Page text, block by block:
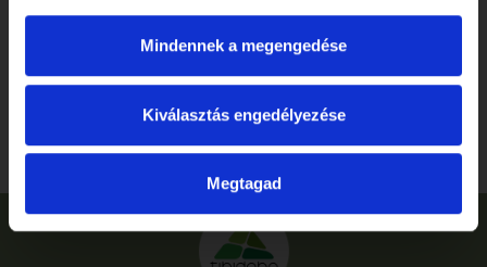
Mindennek a megengedése
Kiválasztás engedélyezése
Megtagad
Ballagás, ahogyan megérdemled: ünnepelj stílusosan és
gluténmentesen a Tibidabóban